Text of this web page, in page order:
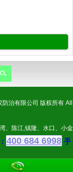
治有限公司 版权所有 All
、陈江,镇隆、水口、小金
400 684 6998 手